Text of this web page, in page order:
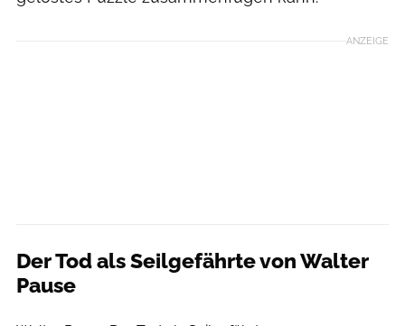
ANZEIGE
Der Tod als Seilgefährte von Walter
Pause